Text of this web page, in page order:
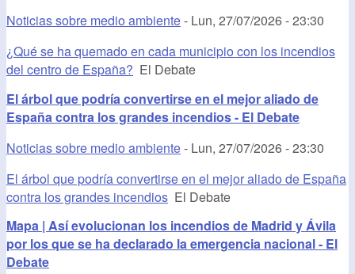
Noticias sobre medio ambiente- Lun, 27/07/2026 - 23:30
¿Qué se ha quemado en cada municipio con los incendios
del centro de España? El Debate
El árbol que podría convertirse en el mejor aliado de
España contra los grandes incendios - El Debate
Noticias sobre medio ambiente- Lun, 27/07/2026 - 23:30
El árbol que podría convertirse en el mejor aliado de España
contra los grandes incendios El Debate
Mapa | Así evolucionan los incendios de Madrid y Ávila
por los que se ha declarado la emergencia nacional - El
Debate